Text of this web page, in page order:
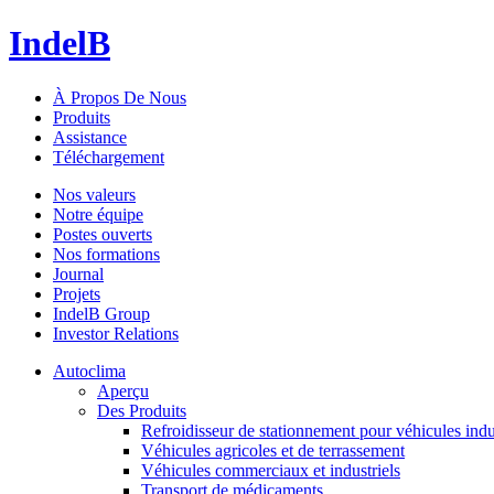
IndelB
À Propos De Nous
Produits
Assistance
Téléchargement
Nos valeurs
Notre équipe
Postes ouverts
Nos formations
Journal
Projets
IndelB Group
Investor Relations
Autoclima
Aperçu
Des Produits
Refroidisseur de stationnement pour véhicules
Véhicules agricoles et de terrassement
Véhicules commerciaux et industriels
Transport de médicaments